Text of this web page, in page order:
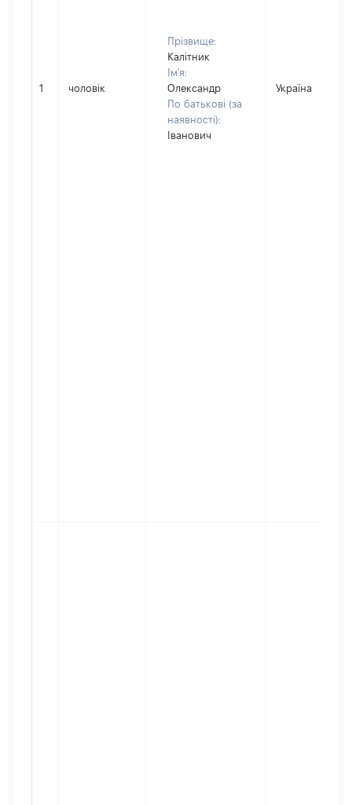
1 чоловік
Прізвище:
Калітник
Ім'я:
Олександр
По батькові (за
наявності):
Іванович
Україна